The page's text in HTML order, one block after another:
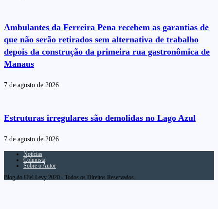
Ambulantes da Ferreira Pena recebem as garantias de
que não serão retirados sem alternativa de trabalho
depois da construção da primeira rua gastronômica de
Manaus
7 de agosto de 2026
Estruturas irregulares são demolidas no Lago Azul
7 de agosto de 2026
Notícias
Colunista
Sobre o Autor
Blog do Hiel Levy 2020 - Todos os Direitos Reservados